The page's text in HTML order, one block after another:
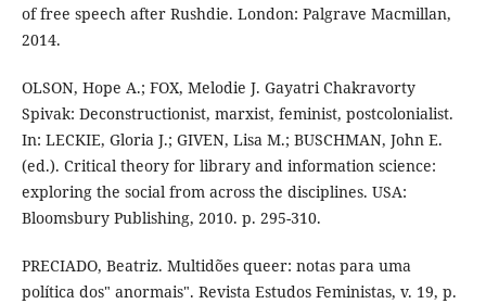
of free speech after Rushdie. London: Palgrave Macmillan,
2014.
OLSON, Hope A.; FOX, Melodie J. Gayatri Chakravorty
Spivak: Deconstructionist, marxist, feminist, postcolonialist.
In: LECKIE, Gloria J.; GIVEN, Lisa M.; BUSCHMAN, John E.
(ed.). Critical theory for library and information science:
exploring the social from across the disciplines. USA:
Bloomsbury Publishing, 2010. p. 295-310.
PRECIADO, Beatriz. Multidões queer: notas para uma
política dos" anormais". Revista Estudos Feministas, v. 19, p.